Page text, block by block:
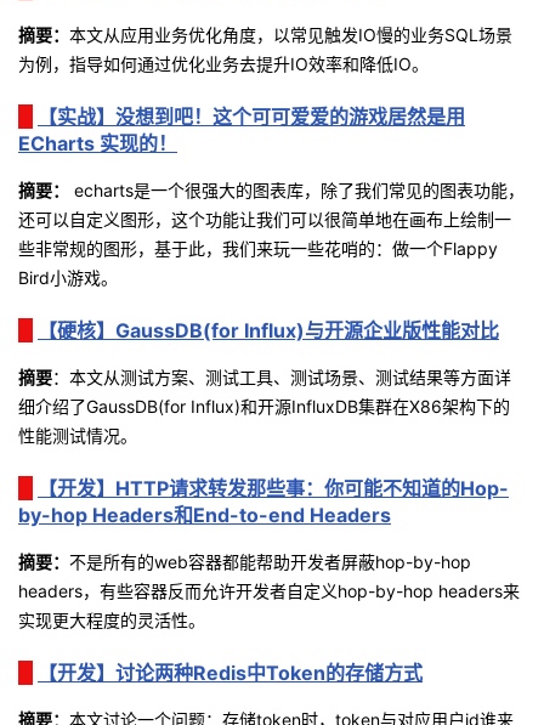
课
程
的
认
证
我
的
实
验
我
的
收
术
支
持
云
声
建
议
摘要： 本文从应用业务优化角度，以常见触发IO慢的业务SQL 场景
为例，指导如何通过优化业务去提升IO效率和降低IO。
【实战】没想到吧！这个可可爱爱的游戏居然是用
ECharts 实现的！
摘要： echarts是一个很强大的图表库，除了我们常见的图表功能，
还可以自定义图形，这个功能让我们可以很简单地在画布上绘制一
些非常规的图形，基于此，我们来玩一些花哨的：做一个Flappy
Bird小游戏。
【硬核】GaussDB(for Influx)与开源企业版性能对比
摘要： 本文从测试方案、测试工具、测试场景、测试结果等方面详
细介绍了GaussDB(for Influx)和开源InfluxDB集群在X86架构下的
性能测试情况。
【开发】HTTP请求转发那些事：你可能不知道的Hop-
by-hop Headers和End-to-end Headers
摘要： 不是所有的web容器都能帮助开发者屏蔽hop-by-hop
headers，有些容器反而允许开发者自定义hop-by-hop headers来
实现更大程度的灵活性。
【开发】讨论两种Redis中Token的存储方式
摘要： 本文讨论一个问题：存储token时， token与对应用户id谁来